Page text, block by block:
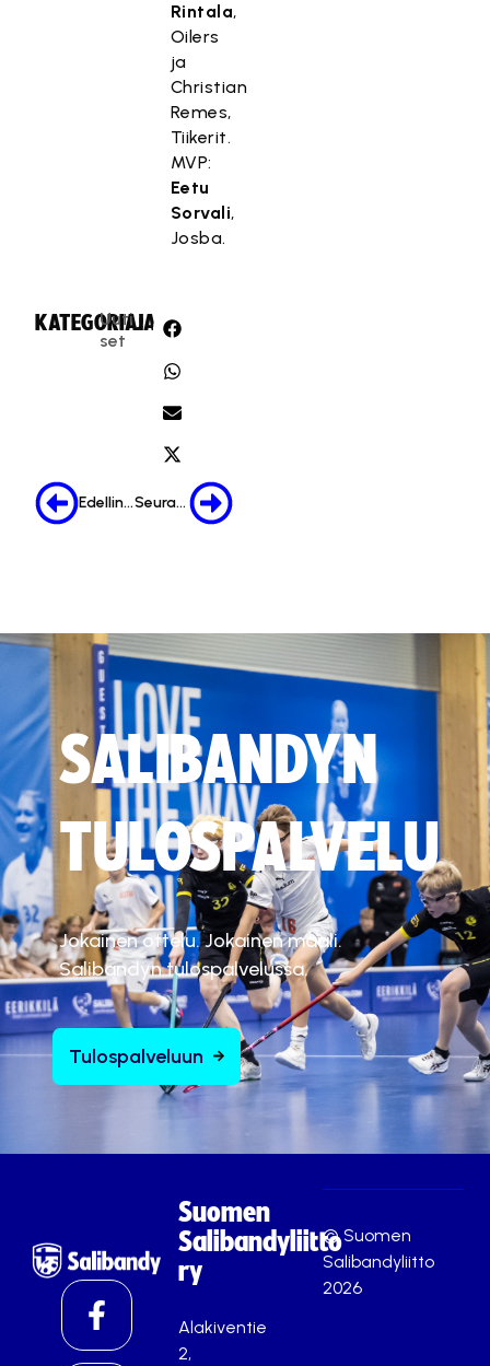
Rintala,
Oilers
ja
Christian
Remes,
Tiikerit.
MVP:
Eetu
Sorvali,
Josba.
KATEGORIA:
Uuti
set
JAA:
Edellinen Seuraava
SALIBANDYN
TULOSPALVELU
Jokainen ottelu. Jokainen maali.
Salibandyn tulospalvelussa.
Tulospalveluun
Suomen
Salibandyliitto
ry
Alakiventie
2,
© Suomen
Salibandyliitto
2026